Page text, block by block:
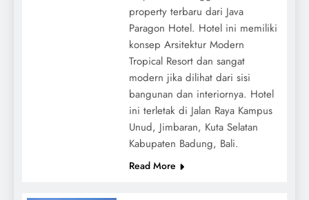
property terbaru dari Java
Paragon Hotel. Hotel ini memiliki
konsep Arsitektur Modern
Tropical Resort dan sangat
modern jika dilihat dari sisi
bangunan dan interiornya. Hotel
ini terletak di Jalan Raya Kampus
Unud, Jimbaran, Kuta Selatan
Kabupaten Badung, Bali.
Read More